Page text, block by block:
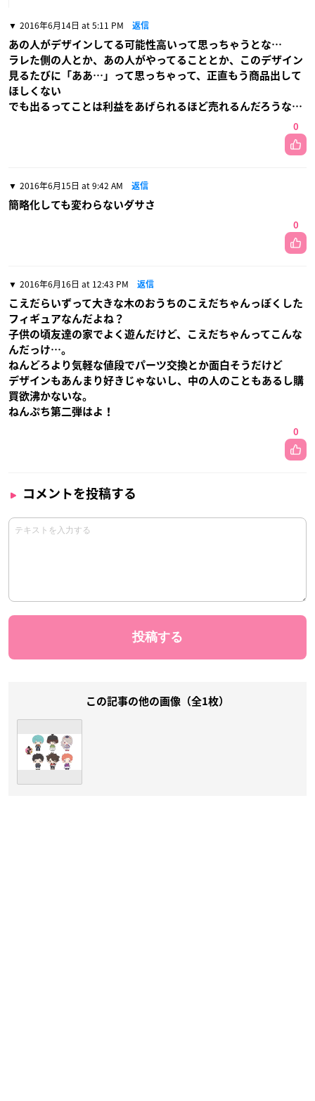
2016年6月14日 at 5:11 PM 返信
あの人がデザインしてる可能性高いって思っちゃうとな…
ラレた側の人とか、あの人がやってることとか、このデザイン
見るたびに「ああ…」って思っちゃって、正直もう商品出して
ほしくない
でも出るってことは利益をあげられるほど売れるんだろうな…
0
2016年6月15日 at 9:42 AM 返信
簡略化しても変わらないダサさ
0
2016年6月16日 at 12:43 PM 返信
こえだらいずって大きな木のおうちのこえだちゃんっぽくした
フィギュアなんだよね？
子供の頃友達の家でよく遊んだけど、こえだちゃんってこんな
んだっけ…。
ねんどろより気軽な値段でパーツ交換とか面白そうだけど
デザインもあんまり好きじゃないし、中の人のこともあるし購
買欲沸かないな。
ねんぷち第二弾はよ！
0
コメントを投稿する
この記事の他の画像（全1枚）